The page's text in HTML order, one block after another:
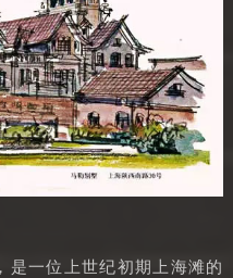
是一位上世纪初期上海滩的